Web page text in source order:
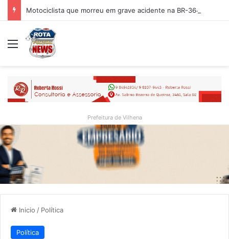
Menu
Prefeitura de Vilhena
Inicio / Política
Política